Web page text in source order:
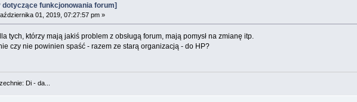
dotyczące funkcjonowania forum]
01, 2019, 07:27:57 pm »
tych, którzy mają jakiś problem z obsługą forum, mają pomysł na zmianę itp.
czy nie powinien spaść - razem ze starą organizacją - do HP?
Di - da...